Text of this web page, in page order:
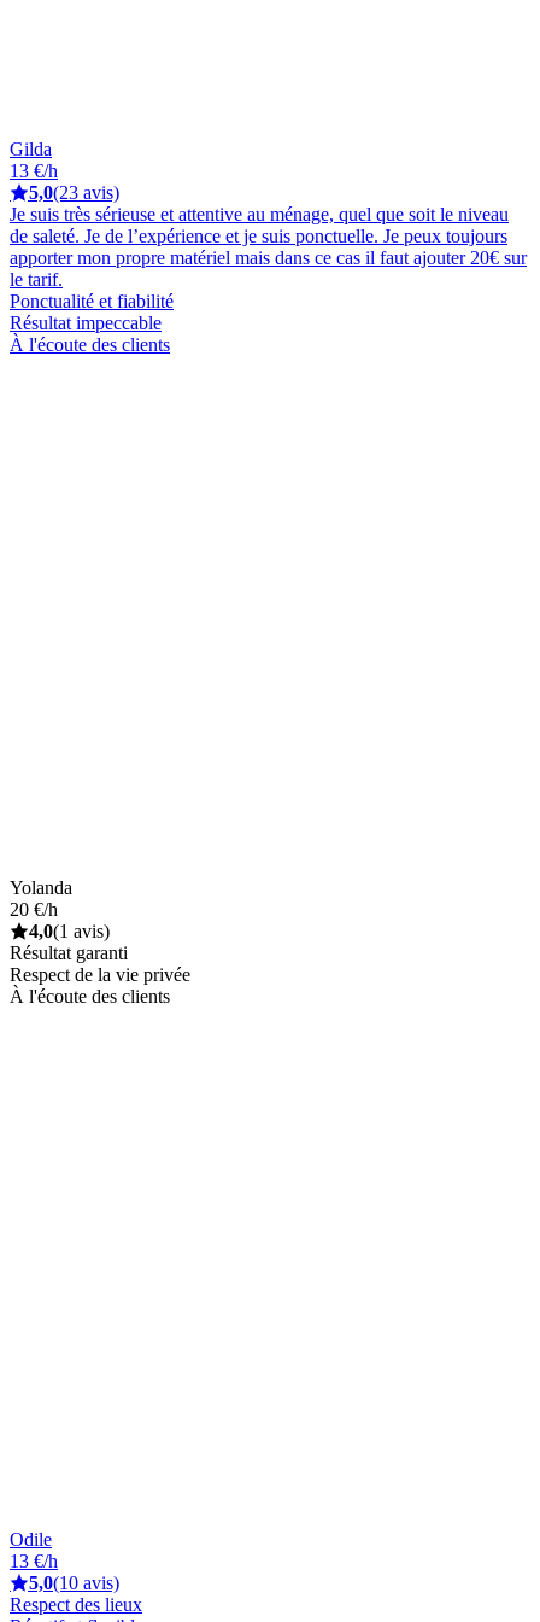
Gilda
13 €/h
5,0(23 avis)
Je suis très sérieuse et attentive au ménage, quel que soit le niveau
de saleté. Je de l’expérience et je suis ponctuelle. Je peux toujours
apporter mon propre matériel mais dans ce cas il faut ajouter 20€ sur
le tarif.
Ponctualité et fiabilité
Résultat impeccable
À l'écoute des clients
Yolanda
20 €/h
4,0(1 avis)
Résultat garanti
Respect de la vie privée
À l'écoute des clients
Odile
13 €/h
5,0(10 avis)
Respect des lieux